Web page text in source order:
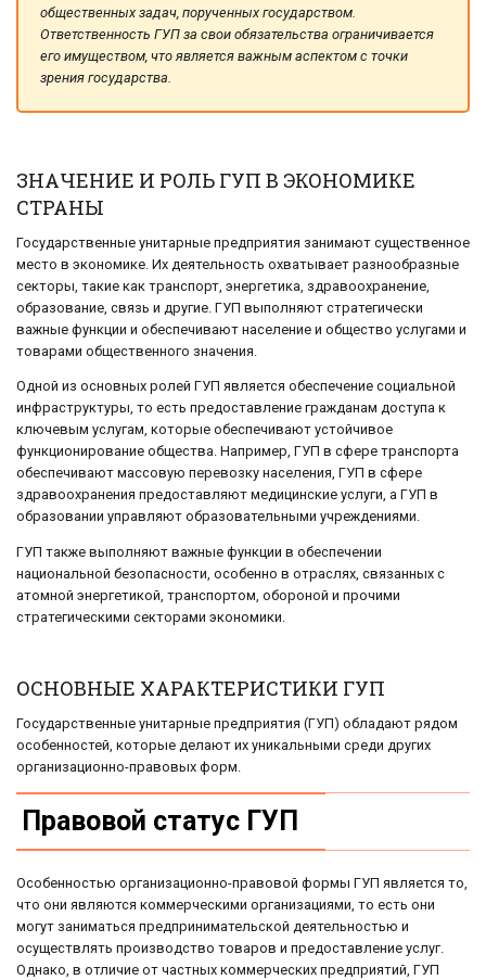
общественных задач, порученных государством.
Ответственность ГУП за свои обязательства ограничивается
его имуществом, что является важным аспектом с точки
зрения государства.
ЗНАЧЕНИЕ И РОЛЬ ГУП В ЭКОНОМИКЕ
СТРАНЫ
Государственные унитарные предприятия занимают существенное
место в экономике. Их деятельность охватывает разнообразные
секторы, такие как транспорт, энергетика, здравоохранение,
образование, связь и другие. ГУП выполняют стратегически
важные функции и обеспечивают население и общество услугами и
товарами общественного значения.
Одной из основных ролей ГУП является обеспечение социальной
инфраструктуры, то есть предоставление гражданам доступа к
ключевым услугам, которые обеспечивают устойчивое
функционирование общества. Например, ГУП в сфере транспорта
обеспечивают массовую перевозку населения, ГУП в сфере
здравоохранения предоставляют медицинские услуги, а ГУП в
образовании управляют образовательными учреждениями.
ГУП также выполняют важные функции в обеспечении
национальной безопасности, особенно в отраслях, связанных с
атомной энергетикой, транспортом, обороной и прочими
стратегическими секторами экономики.
ОСНОВНЫЕ ХАРАКТЕРИСТИКИ ГУП
Государственные унитарные предприятия (ГУП) обладают рядом
особенностей, которые делают их уникальными среди других
организационно-правовых форм.
Правовой статус ГУП
Особенностью организационно-правовой формы ГУП является то,
что они являются коммерческими организациями, то есть они
могут заниматься предпринимательской деятельностью и
осуществлять производство товаров и предоставление услуг.
Однако, в отличие от частных коммерческих предприятий, ГУП